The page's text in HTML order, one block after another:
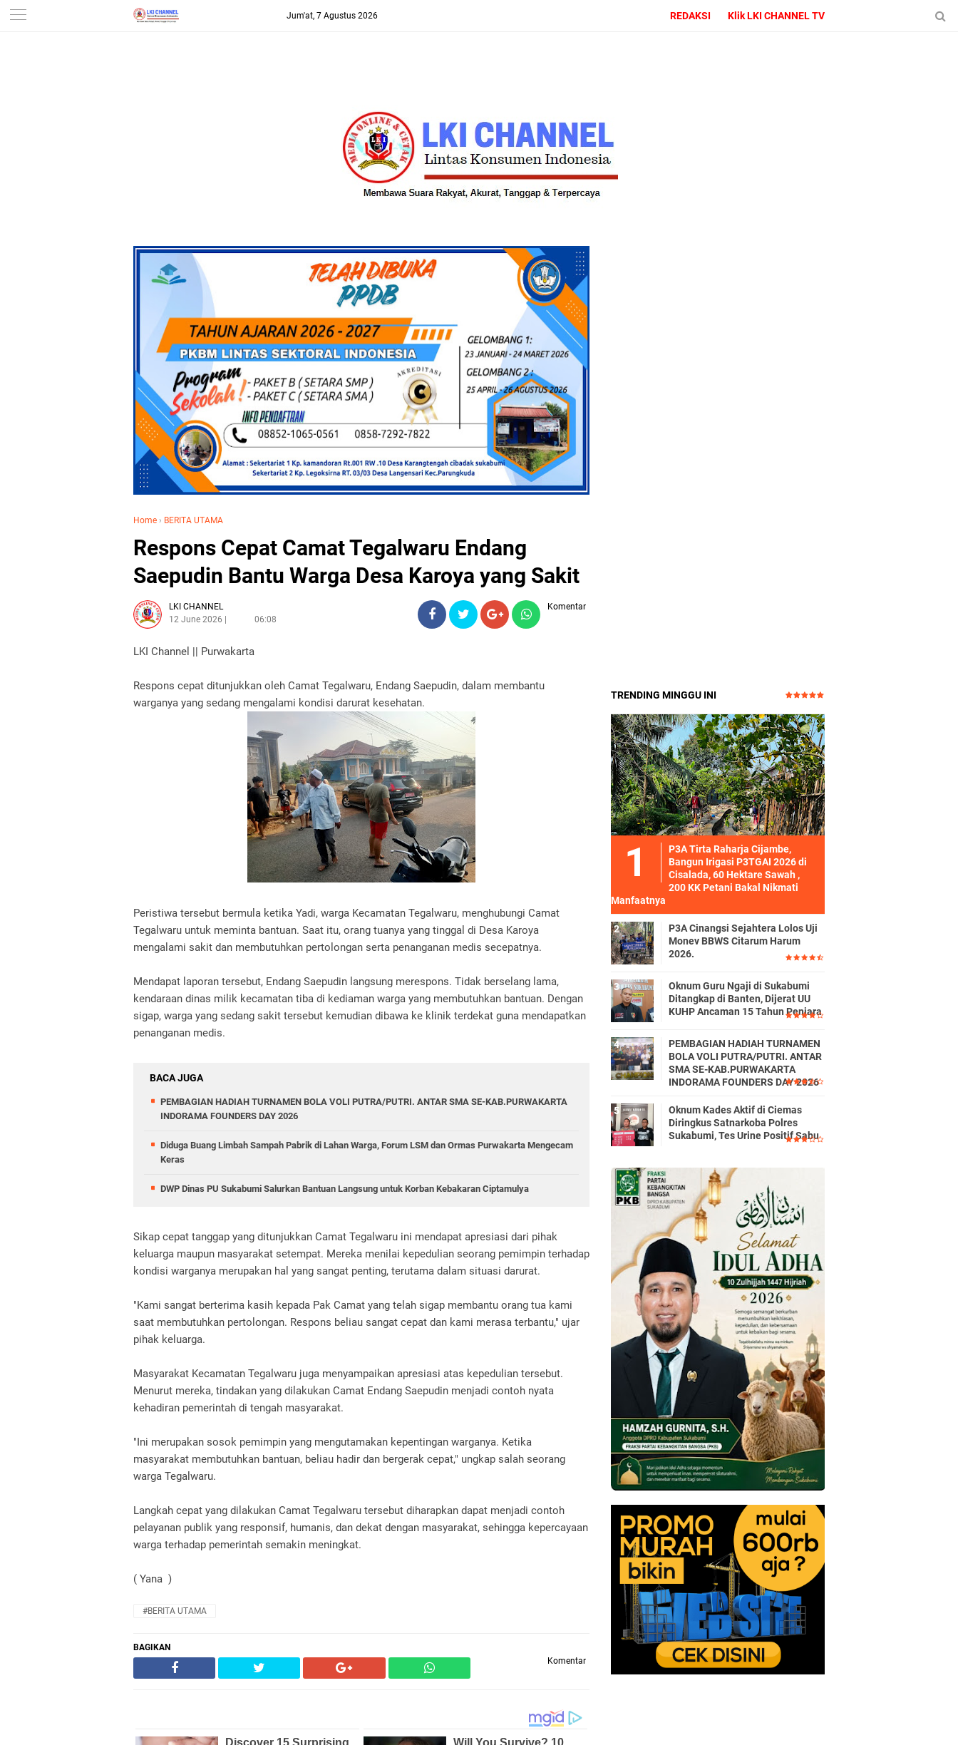
-->
Jum'at, 7 Agustus 2026 REDAKSI Klik LKI CHANNEL TV
Home › BERITA UTAMA
Respons Cepat Camat Tegalwaru Endang
Saepudin Bantu Warga Desa Karoya yang Sakit
LKI CHANNEL
12 June 2026
06:08
Komentar
LKI Channel || Purwakarta
Respons cepat ditunjukkan oleh Camat Tegalwaru, Endang Saepudin, dalam membantu
warganya yang sedang mengalami kondisi darurat kesehatan.
Peristiwa tersebut bermula ketika Yadi, warga Kecamatan Tegalwaru, menghubungi Camat
Tegalwaru untuk meminta bantuan. Saat itu, orang tuanya yang tinggal di Desa Karoya
mengalami sakit dan membutuhkan pertolongan serta penanganan medis secepatnya.
Mendapat laporan tersebut, Endang Saepudin langsung merespons. Tidak berselang lama,
kendaraan dinas milik kecamatan tiba di kediaman warga yang membutuhkan bantuan. Dengan
sigap, warga yang sedang sakit tersebut kemudian dibawa ke klinik terdekat guna mendapatkan
penanganan medis.
BACA JUGA
PEMBAGIAN HADIAH TURNAMEN BOLA VOLI PUTRA/PUTRI. ANTAR SMA SE-KAB.PURWAKARTA
INDORAMA FOUNDERS DAY 2026
Diduga Buang Limbah Sampah Pabrik di Lahan Warga, Forum LSM dan Ormas Purwakarta Mengecam
Keras
DWP Dinas PU Sukabumi Salurkan Bantuan Langsung untuk Korban Kebakaran Ciptamulya
Sikap cepat tanggap yang ditunjukkan Camat Tegalwaru ini mendapat apresiasi dari pihak
keluarga maupun masyarakat setempat. Mereka menilai kepedulian seorang pemimpin terhadap
kondisi warganya merupakan hal yang sangat penting, terutama dalam situasi darurat.
"Kami sangat berterima kasih kepada Pak Camat yang telah sigap membantu orang tua kami
saat membutuhkan pertolongan. Respons beliau sangat cepat dan kami merasa terbantu," ujar
pihak keluarga.
Masyarakat Kecamatan Tegalwaru juga menyampaikan apresiasi atas kepedulian tersebut.
Menurut mereka, tindakan yang dilakukan Camat Endang Saepudin menjadi contoh nyata
kehadiran pemerintah di tengah masyarakat.
"Ini merupakan sosok pemimpin yang mengutamakan kepentingan warganya. Ketika
masyarakat membutuhkan bantuan, beliau hadir dan bergerak cepat," ungkap salah seorang
warga Tegalwaru.
Langkah cepat yang dilakukan Camat Tegalwaru tersebut diharapkan dapat menjadi contoh
pelayanan publik yang responsif, humanis, dan dekat dengan masyarakat, sehingga kepercayaan
warga terhadap pemerintah semakin meningkat.
( Yana )
#BERITA UTAMA
BAGIKAN
Komentar
TRENDING MINGGU INI
P3A Tirta Raharja Cijambe,
Bangun Irigasi P3TGAI 2026 di
Cisalada, 60 Hektare Sawah ,
200 KK Petani Bakal Nikmati
Manfaatnya
P3A Cinangsi Sejahtera Lolos Uji
Monev BBWS Citarum Harum
2026.
Oknum Guru Ngaji di Sukabumi
Ditangkap di Banten, Dijerat UU
KUHP Ancaman 15 Tahun Penjara
PEMBAGIAN HADIAH TURNAMEN
BOLA VOLI PUTRA/PUTRI. ANTAR
SMA SE-KAB.PURWAKARTA
INDORAMA FOUNDERS DAY 2026
Oknum Kades Aktif di Ciemas
Diringkus Satnarkoba Polres
Sukabumi, Tes Urine Positif Sabu